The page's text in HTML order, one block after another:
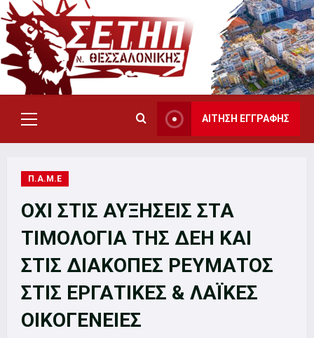
Skip
to
content
Primary
Menu
ΑΙΤΗΣΗ ΕΓΓΡΑΦΗΣ
Π.Α.Μ.Ε
ΟΧΙ ΣΤΙΣ ΑΥΞΗΣΕΙΣ ΣΤΑ
ΤΙΜΟΛΟΓΙΑ ΤΗΣ ΔΕΗ ΚΑΙ
ΣΤΙΣ ΔΙΑΚΟΠΕΣ ΡΕΥΜΑΤΟΣ
ΣΤΙΣ ΕΡΓΑΤΙΚΕΣ & ΛΑΪΚΕΣ
ΟΙΚΟΓΕΝΕΙΕΣ